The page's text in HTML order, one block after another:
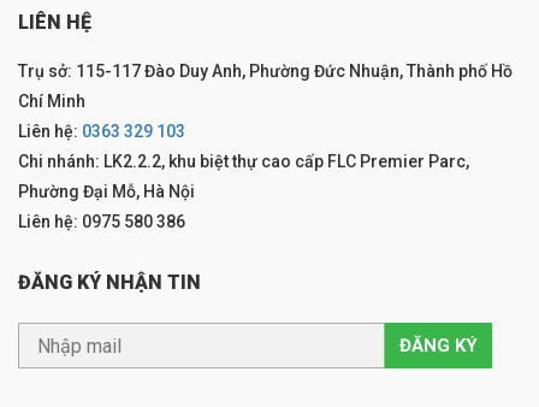
LIÊN HỆ
Trụ sở: 115-117 Đào Duy Anh, Phường Đức Nhuận, Thành phố Hồ
Chí Minh
Liên hệ: 0363 329 103
Chi nhánh: LK2.2.2, khu biệt thự cao cấp FLC Premier Parc,
Phường Đại Mỗ, Hà Nội
Liên hệ: 0975 580 386
ĐĂNG KÝ NHẬN TIN